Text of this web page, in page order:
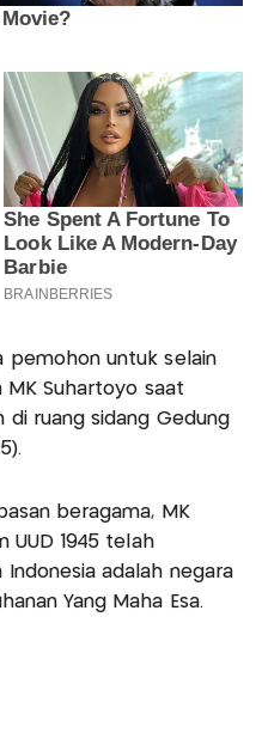
pemohon untuk selain
MK Suhartoyo saat
di ruang sidang Gedung
beragama, MK
UUD 1945 telah
adalah negara
Yang Maha Esa.